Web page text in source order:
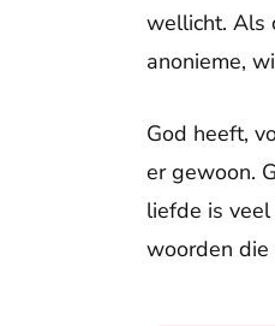
wellicht. Als
anonieme,
God heeft,
er gewoon.
liefde is
woorden